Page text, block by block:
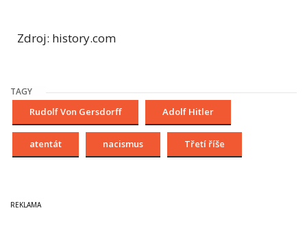
Zdroj: history.com
TAGY
Rudolf Von Gersdorff Adolf Hitler
atentát nacismus Třetí říše